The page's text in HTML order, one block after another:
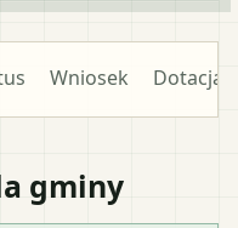
Wniosek Dotacja
gminy